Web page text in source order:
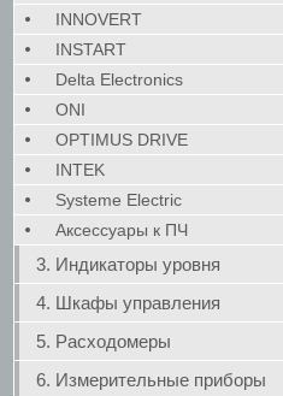
INNOVERT
INSTART
Delta Electronics
ONI
OPTIMUS DRIVE
INTEK
Systeme Electric
Аксессуары к ПЧ
3. Индикаторы уровня
4. Шкафы управления
5. Расходомеры
6. Измерительные приборы